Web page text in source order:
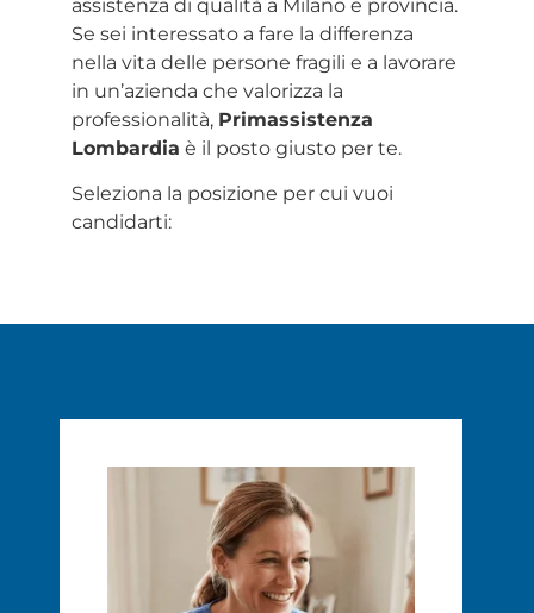
assistenza di qualità a Milano e provincia.
Se sei interessato a fare la differenza
nella vita delle persone fragili e a lavorare
in un’azienda che valorizza la
professionalità, Primassistenza
Lombardia è il posto giusto per te.
Seleziona la posizione per cui vuoi
candidarti: